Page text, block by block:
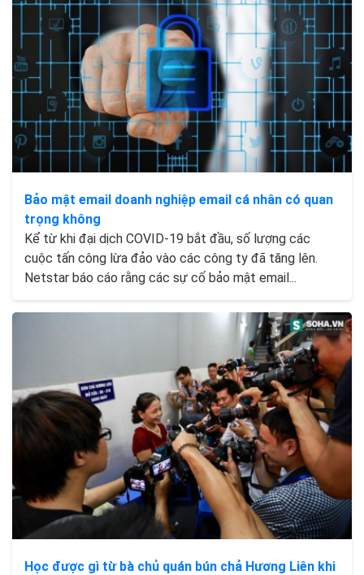
Bảo mật email doanh nghiệp email cá nhân có quan
trọng không
Kể từ khi đại dịch COVID-19 bắt đầu, số lượng các
cuộc tấn công lừa đảo vào các công ty đã tăng lên.
Netstar báo cáo rằng các sự cố bảo mật email...
Học được gì từ bà chủ quán bún chả Hương Liên khi